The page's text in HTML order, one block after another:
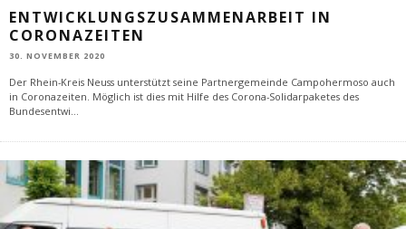
ENTWICKLUNGSZUSAMMENARBEIT IN
CORONAZEITEN
30. NOVEMBER 2020
Der Rhein-Kreis Neuss unterstützt seine Partnergemeinde Campohermoso auch
in Coronazeiten. Möglich ist dies mit Hilfe des Corona-Solidarpaketes des
Bundesentwi...